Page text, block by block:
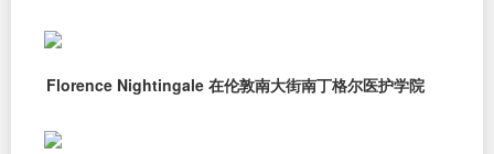
Florence Nightingale 在伦敦南大街南丁格尔医护学院